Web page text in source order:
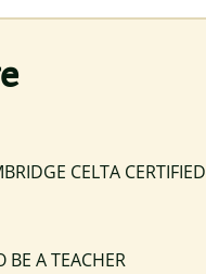
CELTA CERTIFIED
BE A TEACHER